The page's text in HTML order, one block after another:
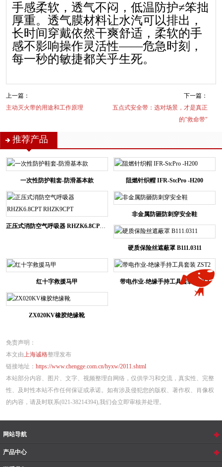
手感柔软，透气不闷，低温防护≠笨拙
厚重。透气膜材料让水汽可以排出，
长时间穿戴依然干爽舒适，柔软的手
感不影响操作灵活性——危急时刻，
每一秒的敏捷都关乎生死。
上一篇：
主动灭火带的用途和工作原理
下一篇：
五点式安全带：选对场景，才是真正
的"救命带"
推荐产品
一次性防护鞋套-防滑基本款 阻燃针织帽 IFR-StcPro -H200
正压式消防空气呼吸器 RHZK6.8CPT RHZK9CPT
非金属防砸防刺穿安全鞋
硬质保险丝遮蔽罩 B111.0311
红十字救援马甲 带电作业-绝缘手持工具套装 ZST2
ZX020KV橡胶绝缘靴
免责声明：
本文由上海诚格整理发布
链接地址： https://www.chengge.com.cn/hyxw/2011.shtml
本站部分内容、图片、文字、视频整理自网络，仅供学习和交流，真实性、完整
性、及时性本站不作任何保证或承诺。如有涉及侵犯您的版权、著作权、肖像权
的内容，请及时联系(021-38214394),我们会立即审核并处理。
网站导航
产品中心